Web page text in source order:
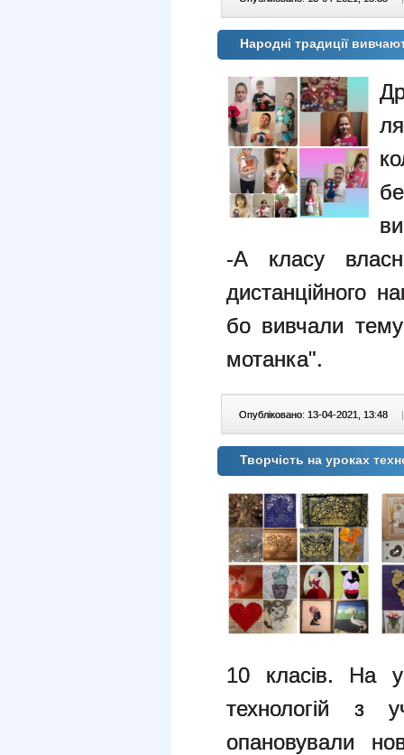
Народні традиції
-А класу
дистанційного
бо вивчали
мотанка".
Опубліковано: 13-04-2021, 13:48 |
Творчість на уроках
10 класів. На
технологій з
опановували